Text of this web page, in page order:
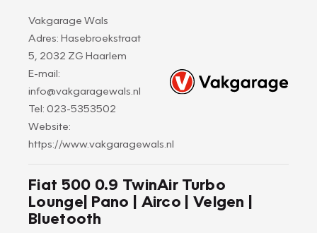
Vakgarage Wals
Adres: Hasebroekstraat
5, 2032 ZG Haarlem
E-mail:
info@vakgaragewals.nl
Tel: 023-5353502
Website:
https://www.vakgaragewals.nl
Fiat 500 0.9 TwinAir Turbo
Lounge| Pano | Airco | Velgen |
Bluetooth